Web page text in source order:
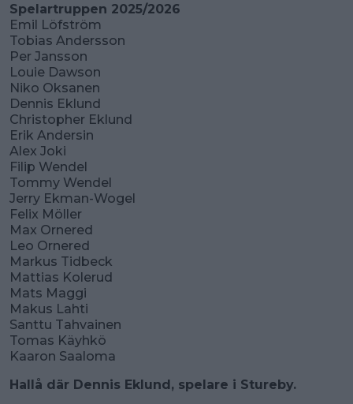
Spelartruppen 2025/2026
Emil Löfström
Tobias Andersson
Per Jansson
Louie Dawson
Niko Oksanen
Dennis Eklund
Christopher Eklund
Erik Andersin
Alex Joki
Filip Wendel
Tommy Wendel
Jerry Ekman-Wogel
Felix Möller
Max Ornered
Leo Ornered
Markus Tidbeck
Mattias Kolerud
Mats Maggi
Makus Lahti
Santtu Tahvainen
Tomas Käyhkö
Kaaron Saaloma
Hallå där Dennis Eklund, spelare i Stureby.